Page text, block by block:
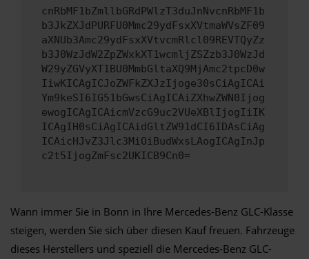
cnRbMF1bZmllbGRdPWlzT3duJnNvcnRbMF1b
b3JkZXJdPURFU0Mmc29ydFsxXVtmaWVsZF09
aXNUb3Amc29ydFsxXVtvcmRlcl09REVTQyZz
b3J0WzJdW2ZpZWxkXT1wcmljZSZzb3J0WzJd
W29yZGVyXT1BU0MmbGltaXQ9MjAmc2tpcD0w
IiwKICAgICJoZWFkZXJzIjoge30sCiAgICAi
Ym9keSI6IG51bGwsCiAgICAiZXhwZWN0Ijog
ewogICAgICAicmVzcG9uc2VUeXBlIjogIiIK
ICAgIH0sCiAgICAidGltZW91dCI6IDAsCiAg
ICAicHJvZ3Jlc3MiOiBudWxsLAogICAgInJp
c2t5IjogZmFsc2UKICB9Cn0=
Wann immer Sie in Bonn in Ihre Mercedes-Benz GLC-Klasse
steigen, werden Sie sich über diesen Kauf freuen. Fahrzeuge
dieses Herstellers und speziell die Mercedes-Benz GLC-